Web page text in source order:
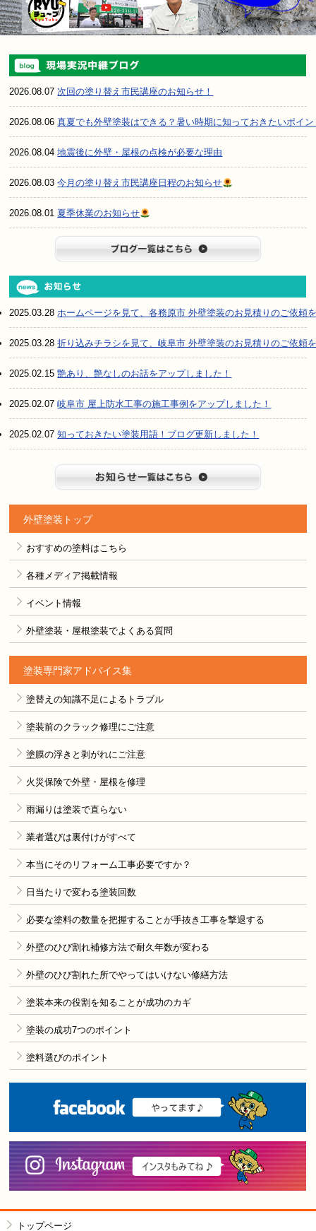
2026.08.07次回の塗り替え市民講座のお知らせ！
2026.08.06真夏でも外壁塗装はできる？暑い時期に知っておきたいポイン
2026.08.04地震後に外壁・屋根の点検が必要な理由
2026.08.03今月の塗り替え市民講座日程のお知らせ
2026.08.01 夏季休業のお知らせ
2025.03.28ホームページを見て、各務原市 外壁塗装のお見積りのご依頼
2025.03.28折り込みチラシを見て、岐阜市 外壁塗装のお見積りのご依頼
2025.02.15艶あり、艶なしのお話をアップしました！
2025.02.07岐阜市 屋上防水工事の施工事例をアップしました！
2025.02.07知っておきたい塗装用語！ブログ更新しました！
外壁塗装トップ
おすすめの塗料はこちら
各種メディア掲載情報
イベント情報
外壁塗装・屋根塗装でよくある質問
塗装専門家アドバイス集
塗替えの知識不足によるトラブル
塗装前のクラック修理にご注意
塗膜の浮きと剥がれにご注意
火災保険で外壁・屋根を修理
雨漏りは塗装で直らない
業者選びは裏付けがすべて
本当にそのリフォーム工事必要ですか？
日当たりで変わる塗装回数
必要な塗料の数量を把握することが手抜き工事を撃退する
外壁のひび割れ補修方法で耐久年数が変わる
外壁のひび割れた所でやってはいけない修繕方法
塗装本来の役割を知ることが成功のカギ
塗装の成功7つのポイント
塗料選びのポイント
トップページ